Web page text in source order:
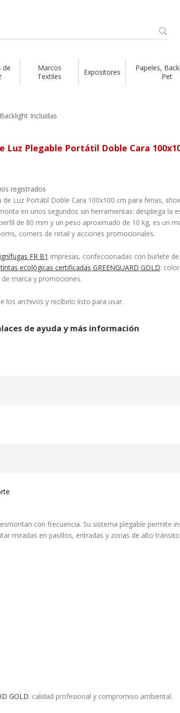
su contraseña?
Entrar
de
Marcos
Textiles
Expositores
Papeles,
Pet
Incluidas
Luz Plegable Portátil Doble Cara
registrados
de Luz Portátil Doble Cara 100x100 cm para ferias,
en unos segundos sin herramientas: despliega la
de 80 mm y un peso aproximado de 10 kg, es un
corners de retail y acciones promocionales.
ignífugas FR B1 impresas, confeccionadas con burlete
tintas ecológicas certificadas GREENGUARD GOLD:
marca y promociones.
los archivos y recíbelo listo para usar.
de ayuda y más información
con frecuencia. Su sistema plegable permite
miradas en pasillos, entradas y zonas de alto tránsito.
GOLD: calidad profesional y compromiso ambiental.